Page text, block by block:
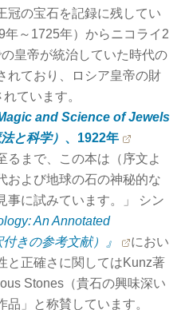
冠の宝石を記録に残してい
年～1725年）からニコライ2
皇帝が統治していた時代の
れており、ロシア皇帝の財
ています。
and Science of Jewels
と科学） 、1922年
るまで、この本は（序文よ
および地球の石の神秘的な
に試みています。」 シン
An Annotated
きの参考文献）』
におい
と正確さに関してはKunz著
Stones（貴石の興味深い
」と称賛しています。